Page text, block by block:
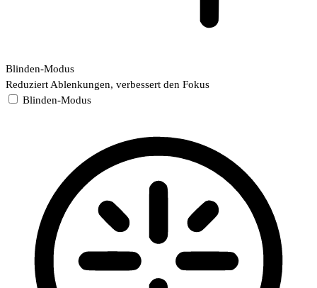
Blinden-Modus
Reduziert Ablenkungen, verbessert den Fokus
Blinden-Modus